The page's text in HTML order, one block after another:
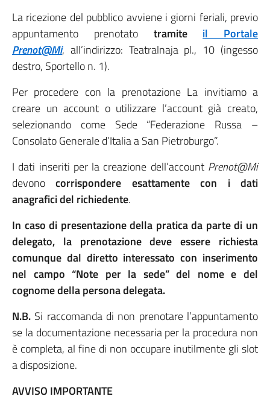
La ricezione del pubblico avviene i giorni feriali, previo
appuntamento prenotato tramite il Portale
Prenot@Mi, all’indirizzo: Teatralnaja pl., 10 (ingesso
destro, Sportello n. 1).
Per procedere con la prenotazione La invitiamo a
creare un account o utilizzare l’account già creato,
selezionando come Sede “Federazione Russa –
Consolato Generale d’Italia a San Pietroburgo”.
I dati inseriti per la creazione dell’account Prenot@Mi
devonocorrispondere esattamente con i dati
anagrafici del richiedente.
In caso di presentazione della pratica da parte di un
delegato, la prenotazione deve essere richiesta
comunque dal diretto interessato con inserimento
nel campo “Note per la sede” del nome e del
cognome della persona delegata.
N.B. Si raccomanda di non prenotare l’appuntamento
se la documentazione necessaria per la procedura non
è completa, al fine di non occupare inutilmente gli slot
a disposizione.
AVVISO IMPORTANTE